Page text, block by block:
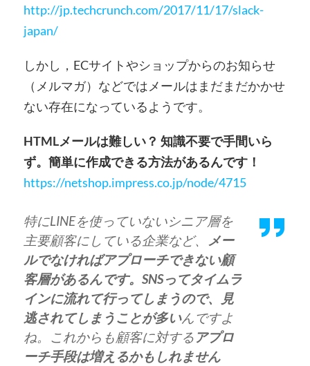
http://jp.techcrunch.com/2017/11/17/slack-
japan/
しかし，ECサイトやショップからのお知らせ
（メルマガ）などではメールはまだまだかかせ
ない存在になっているようです。
HTMLメールは難しい？ 知識不要で手間いら
ず。簡単に作成できる方法があるんです！
https://netshop.impress.co.jp/node/4715
特にLINEを使っていないシニア層を
主要顧客にしている企業など、
メー
ルでなければアプローチできない顧
客層があるんです。SNSってタイムラ
インに流れて行ってしまうので、見
逃されてしまうことが多いんですよ
ね。これからも顧客に対する アプロ
ーチ手段は増えるかもしれません